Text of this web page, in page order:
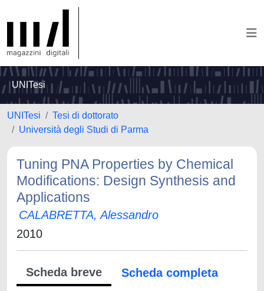
UNITesi
UNITesi
Tesi di dottorato
Università degli Studi di Parma
Tuning PNA Properties by Chemical
Modifications: Design Synthesis and
Applications
CALABRETTA, Alessandro
2010
Scheda breve
Scheda completa